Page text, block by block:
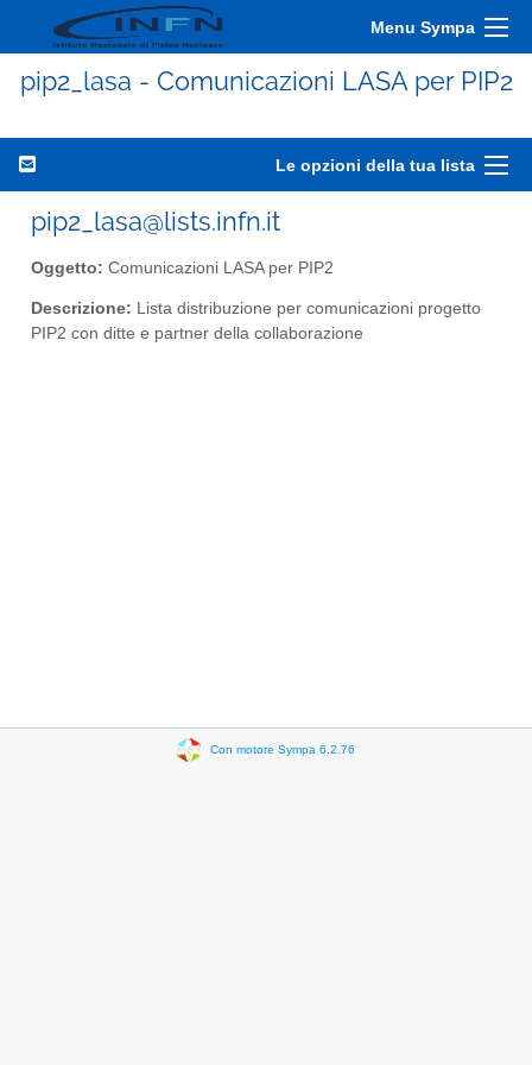
Menu Sympa
pip2_lasa - Comunicazioni LASA per PIP2
Le opzioni della tua lista
pip2_lasa@lists.infn.it
Oggetto: Comunicazioni LASA per PIP2
Descrizione: Lista distribuzione per comunicazioni progetto
PIP2 con ditte e partner della collaborazione
Con motore Sympa 6.2.76